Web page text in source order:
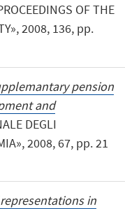
OF THE
2008, 136, pp.
pension
and
DEGLI
2008, 67, pp. 21
in